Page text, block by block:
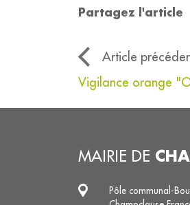
Partagez l'article
Article
Vigilance orange
MAIRIE DE
Pôle communal-